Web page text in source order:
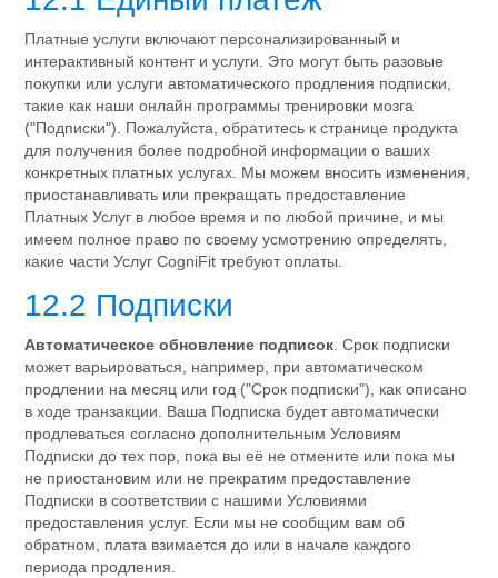
Платные услуги включают персонализированный и
интерактивный контент и услуги. Это могут быть разовые
покупки или услуги автоматического продления подписки,
такие как наши онлайн программы тренировки мозга
("Подписки"). Пожалуйста, обратитесь к странице продукта
для получения более подробной информации о ваших
конкретных платных услугах. Мы можем вносить изменения,
приостанавливать или прекращать предоставление
Платных Услуг в любое время и по любой причине, и мы
имеем полное право по своему усмотрению определять,
какие части Услуг CogniFit требуют оплаты.
12.2 Подписки
Автоматическое обновление подписок . Срок подписки
может варьироваться, например, при автоматическом
продлении на месяц или год ("Срок подписки"), как описано
в ходе транзакции. Ваша Подписка будет автоматически
продлеваться согласно дополнительным Условиям
Подписки до тех пор, пока вы её не отмените или пока мы
не приостановим или не прекратим предоставление
Подписки в соответствии с нашими Условиями
предоставления услуг. Если мы не сообщим вам об
обратном, плата взимается до или в начале каждого
периода продления.